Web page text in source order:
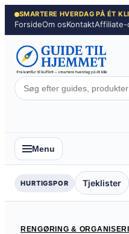
Spring
SMARTERE HVERDAG PÅ ÉT
ForsideOm osKontaktAffiliate-
Menu
HURTIGSPOR Tjeklister
RENGØRING &